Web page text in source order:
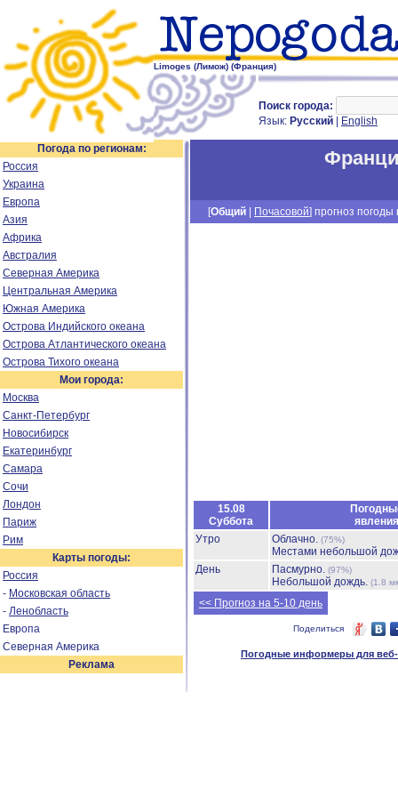
Limoges (Лимож) (Франция)
Поиск города:
Язык: Русский English
Погода по регионам:
Россия
Украина
Европа
Азия
Африка
Австралия
Северная Америка
Центральная Америка
Южная Америка
Острова Индийского океана
Острова Атлантического океана
Острова Тихого океана
Мои города:
Москва
Санкт-Петербург
Новосибирск
Екатеринбург
Самара
Сочи
Лондон
Париж
Рим
Карты погоды:
Россия
- Московская область
- Ленобласть
Европа
Северная Америка
Реклама
[Общий Почасовой] прогноз погоды
15.08
Суббота
явления
Утро
Облачно. (75%)
Местами небольшой
День
Пасмурно. (97%)
Небольшой дождь. (1.8
<< Прогноз на 5-10 день
Поделиться
Погодные информеры для веб-